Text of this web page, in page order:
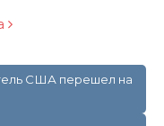
США перешел на